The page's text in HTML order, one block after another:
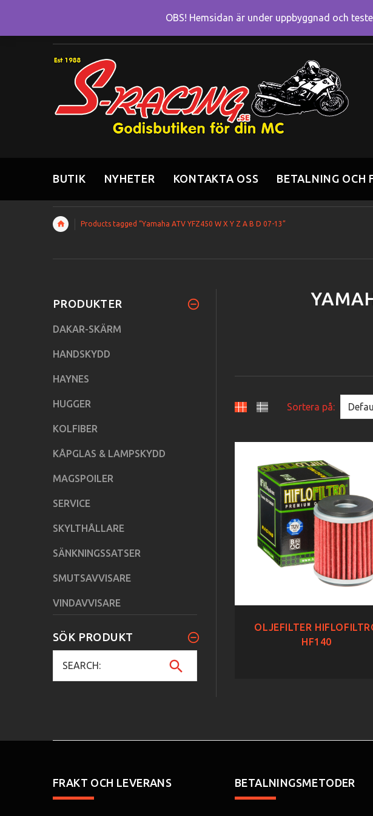
BUTIK NYHETER KONTAKTA OSS BETALNING OCH
Products tagged “Yamaha ATV YFZ450 W X Y Z A B D 07-13”
PRODUKTER
DAKAR-SKÄRM
HANDSKYDD
HAYNES
HUGGER
KOLFIBER
KÅPGLAS & LAMPSKYDD
MAGSPOILER
SERVICE
SKYLTHÅLLARE
SÄNKNINGSSATSER
SMUTSAVVISARE
VINDAVVISARE
SÖK PRODUKT
Sortera på:
OLJEFILTER
HF140
FRAKT OCH LEVERANS BETALNINGSMETODER
OBS! Hemsidan är under uppbyggnad och